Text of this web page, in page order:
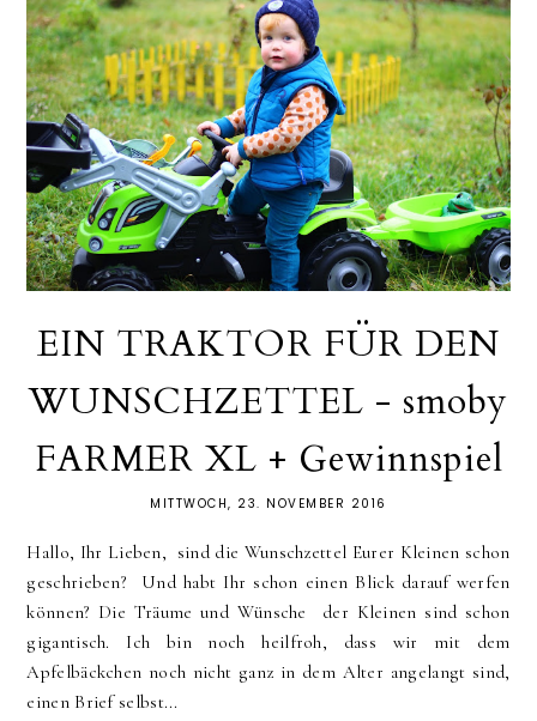
EIN TRAKTOR FÜR DEN
WUNSCHZETTEL - smoby
FARMER XL + Gewinnspiel
MITTWOCH, 23. NOVEMBER 2016
Hallo, Ihr Lieben, sind die Wunschzettel Eurer Kleinen schon
geschrieben? Und habt Ihr schon einen Blick darauf werfen
können? Die Träume und Wünsche der Kleinen sind schon
gigantisch. Ich bin noch heilfroh, dass wir mit dem
Apfelbäckchen noch nicht ganz in dem Alter angelangt sind,
einen Brief selbst...